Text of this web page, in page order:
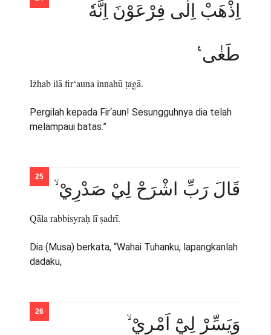
اِذْهَبْ اِلٰى فِرْعَوْنَ اِنَّهٗ
طَغٰى ࣖ
Iżhab ilā fir‘auna innahū ṭagā.
Pergilah kepada Fir‘aun! Sesungguhnya dia telah
melampaui batas.”
قَالَ رَبِّ اشْرَحْ لِيْ صَدْرِيْ ۙ
Qāla rabbisyraḥ lī ṣadrī.
Dia (Musa) berkata, “Wahai Tuhanku, lapangkanlah
dadaku,
وَيَسِّرْ لِيْٓ اَمْرِيْ ۙ